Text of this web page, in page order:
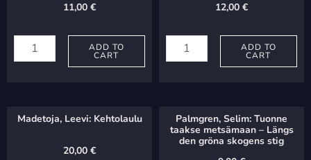
11,00 €
Selim:
-
ADD TO
CART
12,00 €
Selim:
Vagantens
ADD TO
CART
Madetoja, Leevi: Kehtolaulu
20,00 €
Palmgren, Selim: Tuonne
taakse metsämaan – Längs
den gröna skogens stig